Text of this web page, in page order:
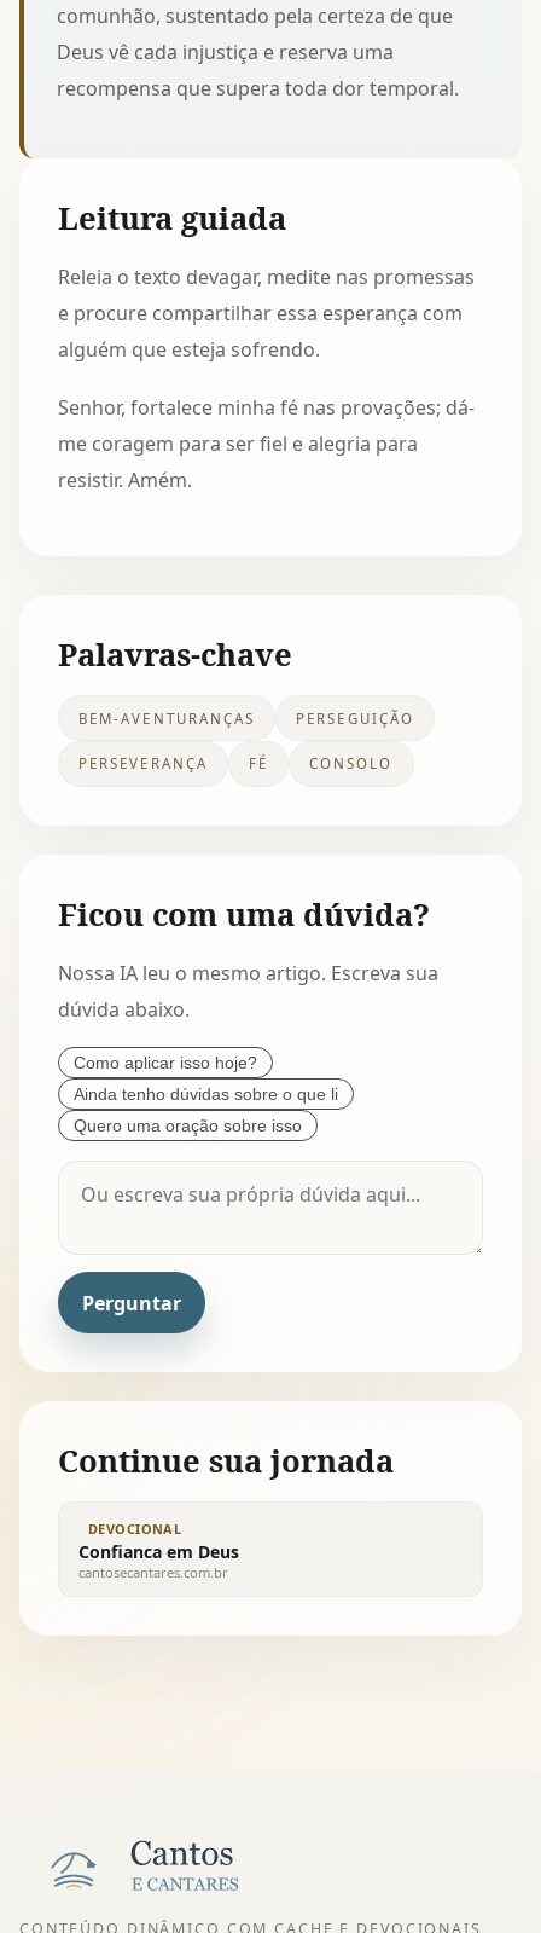
comunhão, sustentado pela certeza de que
Deus vê cada injustiça e reserva uma
recompensa que supera toda dor temporal.
Leitura guiada
Releia o texto devagar, medite nas promessas
e procure compartilhar essa esperança com
alguém que esteja sofrendo.
Senhor, fortalece minha fé nas provações; dá-
me coragem para ser fiel e alegria para
resistir. Amém.
Palavras-chave
BEM-AVENTURANÇAS PERSEGUIÇÃO
PERSEVERANÇA FÉ CONSOLO
Ficou com uma dúvida?
Nossa IA leu o mesmo artigo. Escreva sua
dúvida abaixo.
Como aplicar isso hoje?
Ainda tenho dúvidas sobre o que li
Quero uma oração sobre isso
Perguntar
Continue sua jornada
DEVOCIONAL
Confianca em Deus
cantosecantares.com.br